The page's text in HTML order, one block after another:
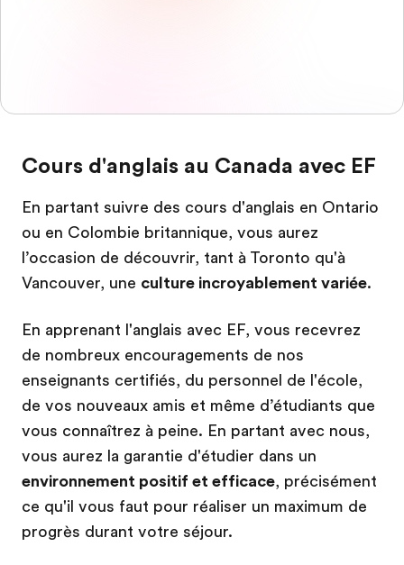
Cours d'anglais au Canada avec EF
En partant suivre des cours d'anglais en Ontario
ou en Colombie britannique, vous aurez
l’occasion de découvrir, tant à Toronto qu'à
Vancouver, une culture incroyablement variée.
En apprenant l'anglais avec EF, vous recevrez
de nombreux encouragements de nos
enseignants certifiés, du personnel de l'école,
de vos nouveaux amis et même d’étudiants que
vous connaîtrez à peine. En partant avec nous,
vous aurez la garantie d'étudier dans un
environnement positif et efficace, précisément
ce qu'il vous faut pour réaliser un maximum de
progrès durant votre séjour.